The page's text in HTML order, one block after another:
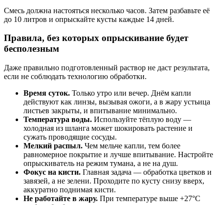
Смесь должна настояться несколько часов. Затем разбавьте её
до 10 литров и опрыскайте кусты каждые 14 дней.
Правила, без которых опрыскивание будет
бесполезным
Даже правильно подготовленный раствор не даст результата,
если не соблюдать технологию обработки.
Время суток. Только утро или вечер. Днём капли
действуют как линзы, вызывая ожоги, а в жару устьица
листьев закрыты, и впитывание минимально.
Температура воды. Используйте тёплую воду —
холодная из шланга может шокировать растение и
сужать проводящие сосуды.
Мелкий распыл. Чем мельче капли, тем более
равномерное покрытие и лучше впитывание. Настройте
опрыскиватель на режим тумана, а не на душ.
Фокус на кисти. Главная задача — обработка цветков и
завязей, а не зелени. Проходите по кусту снизу вверх,
аккуратно поднимая кисти.
Не работайте в жару. При температуре выше +27°C